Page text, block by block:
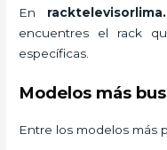
En
encuentres el rack
específicas.
Modelos más
Entre los modelos más